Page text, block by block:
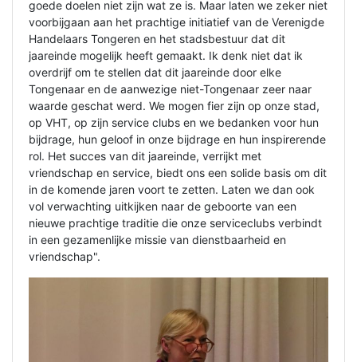
goede doelen niet zijn wat ze is. Maar laten we zeker niet
voorbijgaan aan het prachtige initiatief van de Verenigde
Handelaars Tongeren en het stadsbestuur dat dit
jaareinde mogelijk heeft gemaakt. Ik denk niet dat ik
overdrijf om te stellen dat dit jaareinde door elke
Tongenaar en de aanwezige niet-Tongenaar zeer naar
waarde geschat werd. We mogen fier zijn op onze stad,
op VHT, op zijn service clubs en we bedanken voor hun
bijdrage, hun geloof in onze bijdrage en hun inspirerende
rol. Het succes van dit jaareinde, verrijkt met
vriendschap en service, biedt ons een solide basis om dit
in de komende jaren voort te zetten. Laten we dan ook
vol verwachting uitkijken naar de geboorte van een
nieuwe prachtige traditie die onze serviceclubs verbindt
in een gezamenlijke missie van dienstbaarheid en
vriendschap".